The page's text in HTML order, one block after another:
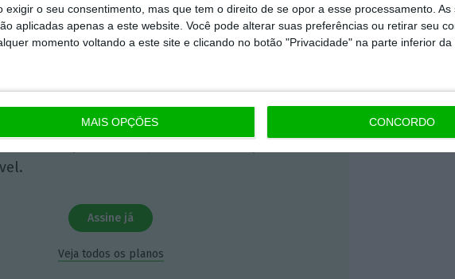
exigir o seu consentimento, mas que tem o direito de se opor a esse processamento.
aplicadas apenas a este website. Você pode alterar suas preferências ou retirar seu
momento voltando a este site e clicando no botão "Privacidade" na parte inferior da
MAIS OPÇÕES CONCORDO
o ECO Premium e tenha acesso a notícias
que conta, às reportagens e especiais que
lado da história.
uma forma de apoiar o ECO e os seus
contrapartida é o jornalismo independente,
Assine já
Veja todos os planos